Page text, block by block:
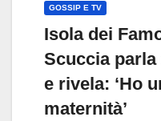
GOSSIP E TV
Isola dei
Scuccia
e rivela: ‘Ho
maternità’